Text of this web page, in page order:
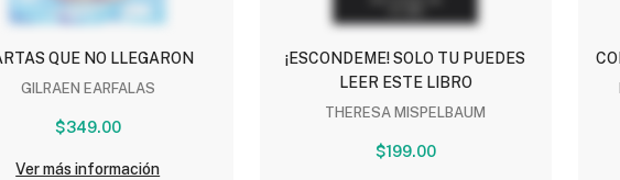
QUE NO LLEGARON
GILRAEN EARFALAS
$349.00
Ver más información
¡ESCONDEME! SOLO TU PUEDES
LEER ESTE LIBRO
THERESA MISPELBAUM
$199.00